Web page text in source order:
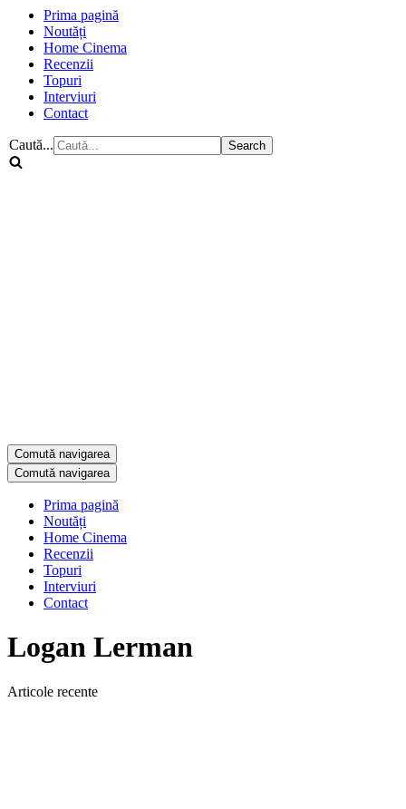
Prima pagină
Noutăți
Home Cinema
Recenzii
Topuri
Interviuri
Contact
Caută...
Comută navigarea
Comută navigarea
Prima pagină
Noutăți
Home Cinema
Recenzii
Topuri
Interviuri
Contact
Logan Lerman
Articole recente